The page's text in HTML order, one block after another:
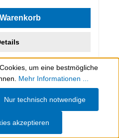
um eine bestmögliche
Mehr Informationen ...
Nur technisch notwendige
akzeptieren